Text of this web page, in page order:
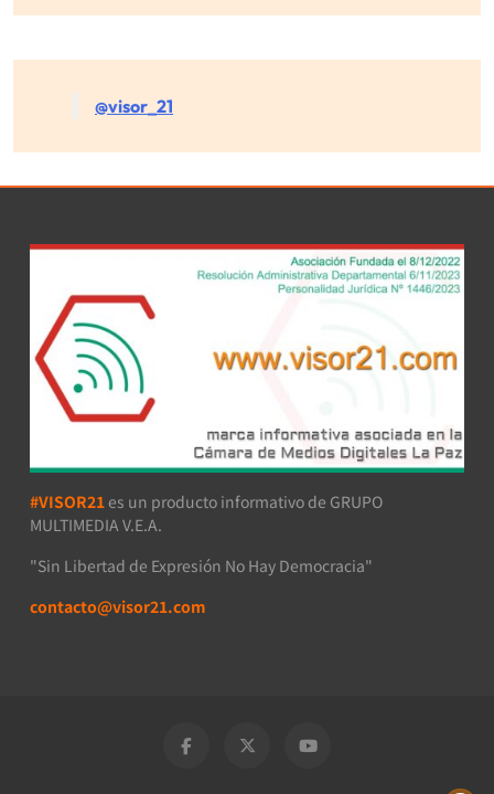
@visor_21
#VISOR21 es un producto informativo de GRUPO
MULTIMEDIA V.E.A.
"Sin Libertad de Expresión No Hay Democracia"
contacto@visor21.com